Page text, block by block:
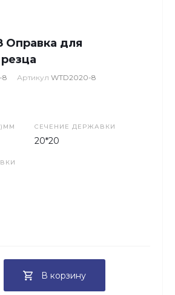
Оправка для
8 Артикул WTD2020-8
СЕЧЕНИЕ ДЕРЖАВКИ
20*20
В корзину